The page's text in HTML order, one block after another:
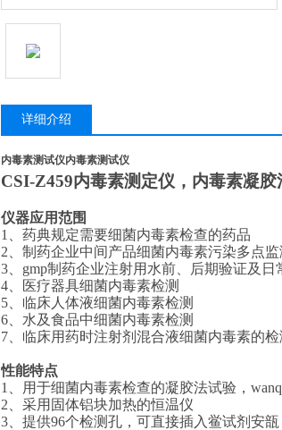
详细介绍
内毒素测试仪内毒素测试仪
CSI-Z459内毒素测定仪，内毒素凝胶
仪器应用范围
1、 药典规定需要细菌内毒素检查的药品
2、 制药企业中间产品细菌内毒素污染多点监
3、 gmp制药企业注射用水前、后期验证及日
4、
医疗器具细菌内毒素检测
5、 临床人体液细菌内毒素检测
6、 水及食品中细菌内毒素检测
7、 临床用药时注射剂混合液细菌内毒素的检
性能特点
1、
用于细菌内毒素检查的凝胶法试验，
2、 采用固体铝块加热的恒温仪
3、 提供96个检测孔，可直接插入鲎试剂安瓿